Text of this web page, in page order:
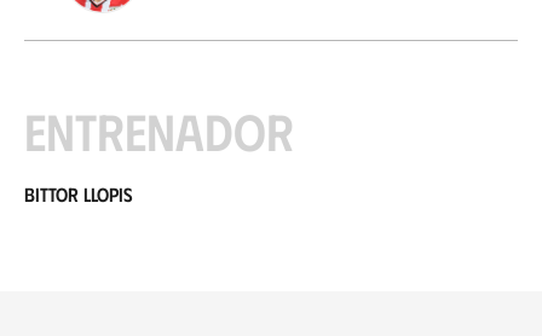
Entrenador
Bittor Llopis